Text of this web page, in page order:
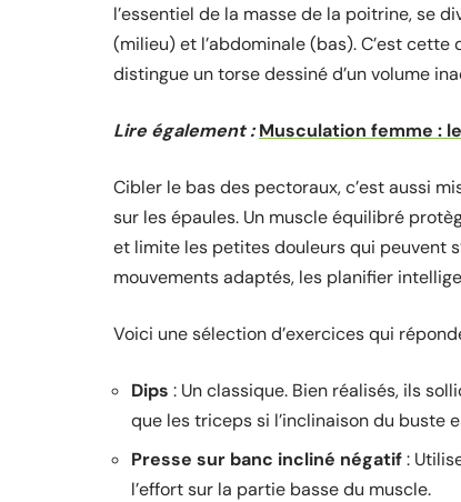
l’essentiel de la masse de la poitrine, se
(milieu) et l’abdominale (bas). C’est
distingue un torse dessiné d’un volume
Lire également : Musculation femme :
Cibler le bas des pectoraux, c’est aussi
sur les épaules. Un muscle équilibré
et limite les petites douleurs qui peuvent
mouvements adaptés, les planifier
Voici une sélection d’exercices qui
Dips : Un classique. Bien réalisés, ils
que les triceps si l’inclinaison du buste
Presse sur banc incliné négatif:
l’effort sur la partie basse du muscle.